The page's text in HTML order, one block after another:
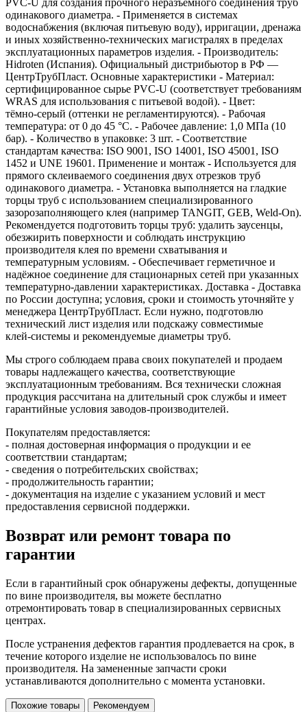
одинакового диаметра. - Применяется в системах
водоснабжения (включая питьевую воду), ирригации, дренажа
и иных хозяйственно-технических магистралях в пределах
эксплуатационных параметров изделия. - Производитель:
Hidroten (Испания). Официальный дистрибьютор в РФ —
ЦентрТрубПласт. Основные характеристики - Материал:
сертифицированное сырье PVC-U (соответствует требованиям
WRAS для использования с питьевой водой). - Цвет:
тёмно‑серый (оттенки не регламентируются). - Рабочая
температура: от 0 до 45 °C. - Рабочее давление: 1,0 МПа (10
бар). - Количество в упаковке: 3 шт. - Соответствие
стандартам качества: ISO 9001, ISO 14001, ISO 45001, ISO
1452 и UNE 19601. Применение и монтаж - Используется для
прямого склеиваемого соединения двух отрезков труб
одинакового диаметра. - Установка выполняется на гладкие
торцы труб с использованием специализированного
зазорозаполняющего клея (например TANGIT, GEB, Weld‑On).
Рекомендуется подготовить торцы труб: удалить заусенцы,
обезжирить поверхности и соблюдать инструкцию
производителя клея по времени схватывания и
температурным условиям. - Обеспечивает герметичное и
надёжное соединение для стационарных сетей при указанных
температурно‑давлении характеристиках. Доставка - Доставка
по России доступна; условия, сроки и стоимость уточняйте у
менеджера ЦентрТрубПласт. Если нужно, подготовлю
технический лист изделия или подскажу совместимые
клей‑системы и рекомендуемые диаметры труб.
Мы строго соблюдаем права своих покупателей и продаем
товары надлежащего качества, соответствующие
эксплуатационным требованиям. Вся технически сложная
продукция рассчитана на длительный срок службы и имеет
гарантийные условия заводов-производителей.
Покупателям предоставляется:
- полная достоверная информация о продукции и ее
соответствии стандартам;
- сведения о потребительских свойствах;
- продолжительность гарантии;
- документация на изделие с указанием условий и мест
предоставления сервисной поддержки.
Возврат или ремонт товара по
гарантии
Если в гарантийный срок обнаружены дефекты, допущенные
по вине производителя, вы можете бесплатно
отремонтировать товар в специализированных сервисных
центрах.
После устранения дефектов гарантия продлевается на срок, в
течение которого изделие не использовалось по вине
производителя. На замененные запчасти сроки
устанавливаются дополнительно с момента установки.
Похожие товары
Рекомендуем